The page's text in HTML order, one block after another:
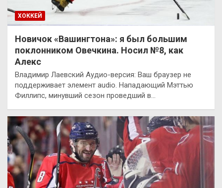
ХОККЕЙ
Новичок «Вашингтона»: я был большим
поклонником Овечкина. Носил №8, как
Алекс
Владимир Лаевский Аудио-версия: Ваш браузер не
поддерживает элемент audio. Нападающий Мэттью
Филлипс, минувший сезон проведший в…